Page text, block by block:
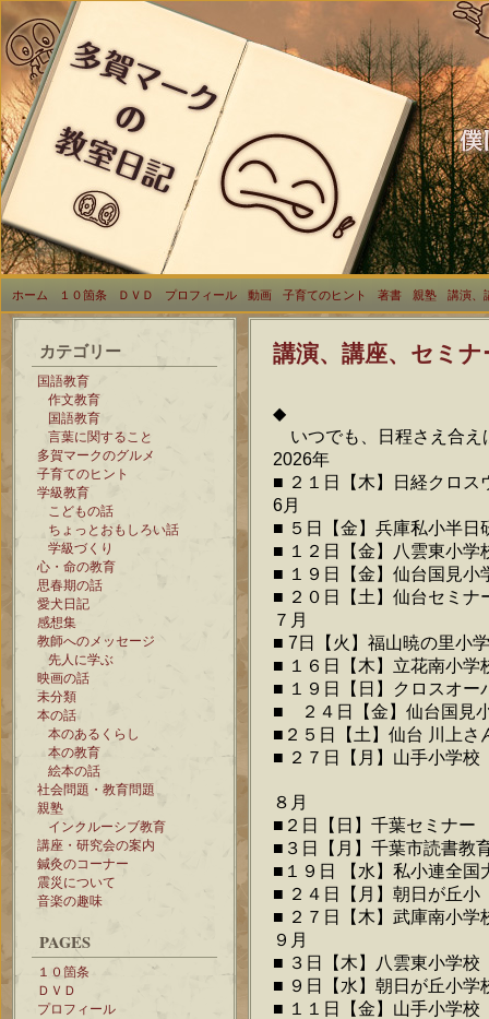
ホーム １０箇条 ＤＶＤ プロフィール 動画 子育てのヒント 著書 親塾 講演、
カテゴリー
国語教育
作文教育
国語教育
言葉に関すること
多賀マークのグルメ
子育てのヒント
学級教育
こどもの話
ちょっとおもしろい話
学級づくり
心・命の教育
思春期の話
愛犬日記
感想集
教師へのメッセージ
先人に学ぶ
映画の話
未分類
本の話
本のあるくらし
本の教育
絵本の話
社会問題・教育問題
親塾
インクルーシブ教育
講座・研究会の案内
鍼灸のコーナー
震災について
音楽の趣味
PAGES
１０箇条
ＤＶＤ
プロフィール
講演、講座、セミナ
◆
いつでも、日程さえ合え
2026年
■ ２１日【木】日経クロス
6月
■ ５日【金】兵庫私小半日
■ １２日【金】八雲東小学
■ １９日【金】仙台国見小
■ ２０日【土】仙台セミナ
７月
■ 7日【火】福山暁の里小
■ １６日【木】立花南小学
■ １９日【日】クロスオー
■ ２４日【金】仙台国見
■２５日【土】仙台 川上さ
■ ２７日【月】山手小学校
８月
■２日【日】千葉セミナー
■３日【月】千葉市読書教
■１９日 【水】私小連全国
■ ２４日【月】朝日が丘小
■ ２７日【木】武庫南小学
９月
■ ３日【木】八雲東小学校
■ ９日【水】朝日が丘小学
■ １１日【金】山手小学校